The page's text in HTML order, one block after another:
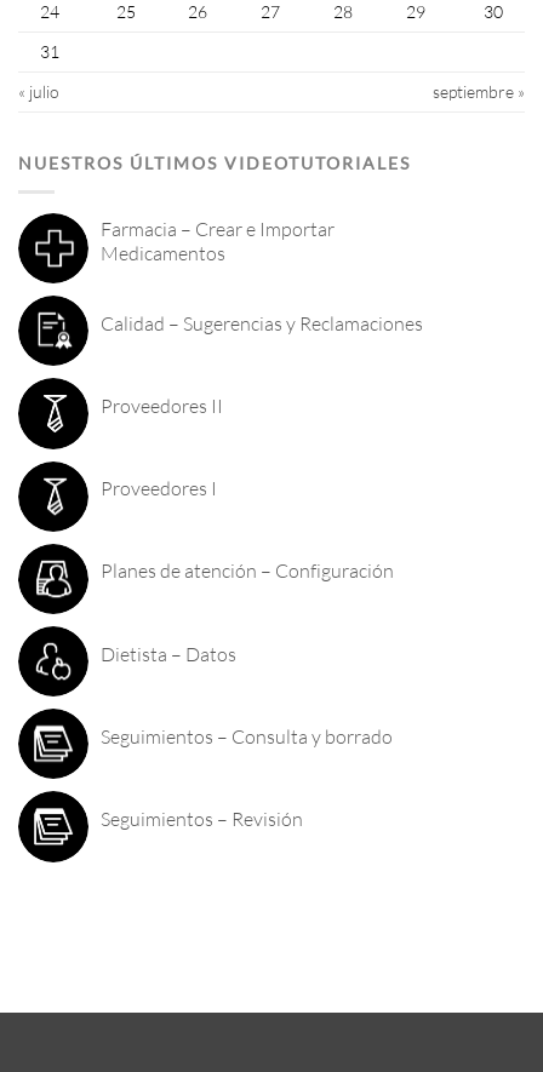
24
25 26 27 28 29
30
31
« julio
septiembre »
NUESTROS ÚLTIMOS VIDEOTUTORIALES
Farmacia – Crear e Importar
Medicamentos
Calidad – Sugerencias y Reclamaciones
Proveedores II
Proveedores I
Planes de atención – Configuración
Dietista – Datos
Seguimientos – Consulta y borrado
Seguimientos – Revisión